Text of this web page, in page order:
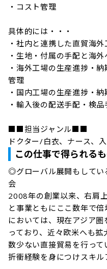
・コスト管理
具体的には・・・
・社内と連携した直貿海
・生地・付属の手配と海
・海外工場の生産進捗・
管理
・国内工場の生産進捗・
・輸入後の配送手配・検品
■■担当ジャンル■■
この仕事で得られる
◎グローバル展開もしてい
会
2008年の創業以来、右肩
と事業ともにここ数年で
においては、現在アジア
っており、近々欧米へも
数少ない直接貿易を行っ
折衝経験を身につけスキル